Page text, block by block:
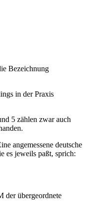
Bezeichnung
in der Praxis
5 zählen zwar auch
angemessene deutsche
es jeweils paßt, sprich:
der übergeordnete